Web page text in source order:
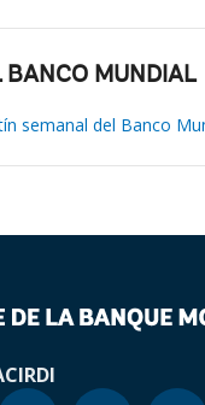
BANCO MUNDIAL
semanal del Banco
CIRDI